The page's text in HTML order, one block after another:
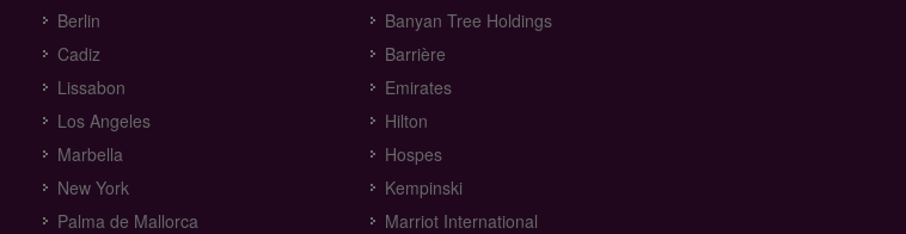
Berlin
Cadiz
Lissabon
Los Angeles
Marbella
New York
Palma de Mallorca
Banyan Tree Holdings
Barrière
Emirates
Hilton
Hospes
Kempinski
Marriot International